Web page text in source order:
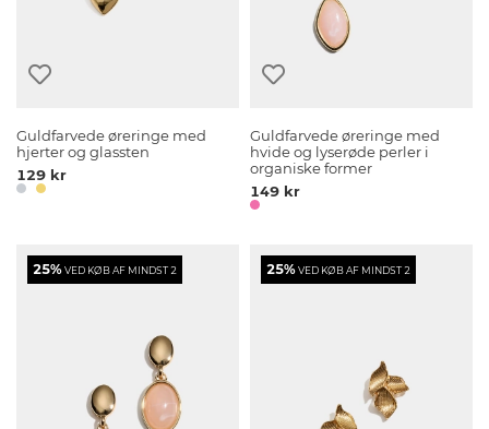
Guldfarvede øreringe med
hjerter og glassten
129 kr
Guldfarvede øreringe med
hvide og lyserøde perler i
organiske former
149 kr
25%VED KØB AF MINDST 2 25%VED KØB AF MINDST 2